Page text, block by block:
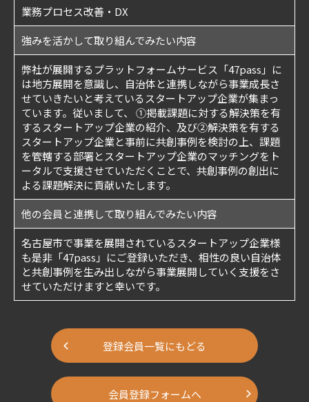
業務プロセス改善・DX
強みを活かして取り組んでみたい内容
弊社が展開するプラットフォームサービス「47pass」に
は地方展開を意識し、自治体と連携しながら事業成長さ
せていきたいと考えているスタートアップ企業が集まっ
ています。従いまして、 ①掲載課題に対する解決策を有
するスタートアップ企業の紹介、及び②解決策を有する
スタートアップ企業と事前に共創事例を検討の上、課題
を管轄する部署とスタートアップ企業のマッチングをト
ータルで支援させていただくことで、共創事例の創出に
よる課題解決に貢献いたします。
他の会員と連携して取り組んでみたい内容
名古屋市で事業を展開されているスタートアップ企業様
も是非「47pass」にご登録いただき、相性の良い自治体
と共創事例を生み出しながら事業展開していく支援をさ
せていただけますと幸いです。
登録会員一覧にもどる
会員登録フォームへ